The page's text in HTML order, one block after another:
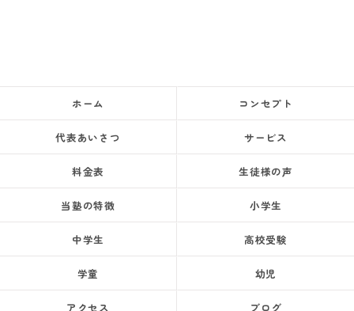
ホーム コンセプト
代表あいさつ サービス
料金表 生徒様の声
当塾の特徴 小学生
中学生 高校受験
学童 幼児
アクセス ブログ